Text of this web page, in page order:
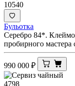
10540
Бульотка
Серебро 84*.
пробирного
990 000 ₽
4798